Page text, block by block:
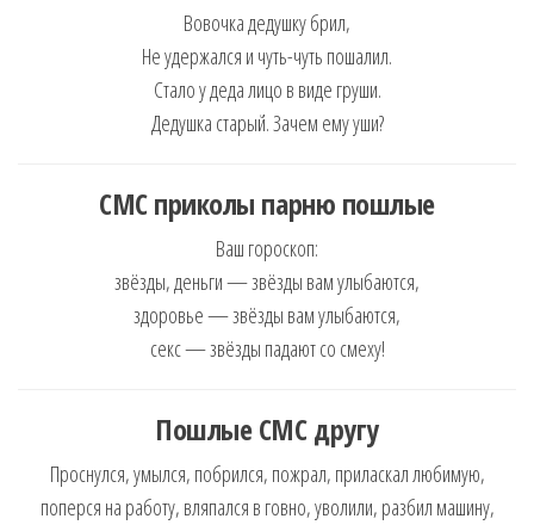
Вовочка дедушку брил,
Не удержался и чуть-чуть пошалил.
Стало у деда лицо в виде груши.
Дедушка старый. Зачем ему уши?
СМСприколы парню пошлые
Ваш гороскоп:
звёзды, деньги — звёзды вам улыбаются,
здоровье — звёзды вам улыбаются,
секс — звёзды падают со смеху!
ПошлыеСМС другу
Проснулся, умылся, побрился, пожрал, приласкал любимую,
поперся на работу, вляпался в говно, уволили, разбил машину,